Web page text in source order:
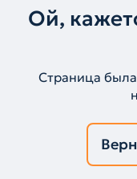
Ой,
Страница была